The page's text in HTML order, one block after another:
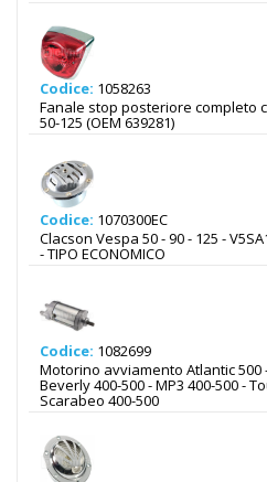
Codice: 1058263
Fanale stop posteriore completo
50-125 (OEM 639281)
Codice: 1070300EC
Clacson Vespa 50 - 90 - 125 -
- TIPO ECONOMICO
Codice: 1082699
Motorino avviamento Atlantic 500
Beverly 400-500 - MP3 400-500 -
Scarabeo 400-500